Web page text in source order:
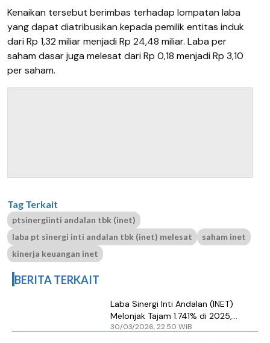
Kenaikan tersebut berimbas terhadap lompatan laba
yang dapat diatribusikan kepada pemilik entitas induk
dari Rp 1,32 miliar menjadi Rp 24,48 miliar. Laba per
saham dasar juga melesat dari Rp 0,18 menjadi Rp 3,10
per saham.
Tag Terkait
ptsinergiinti andalan tbk (inet)
laba pt sinergi inti andalan tbk (inet) melesat
saham inet
kinerja keuangan inet
BERITA TERKAIT
Laba Sinergi Inti Andalan (INET)
Melonjak Tajam 1.741% di 2025,
Nilainya Segini
30/03/2026, 22.50 WIB